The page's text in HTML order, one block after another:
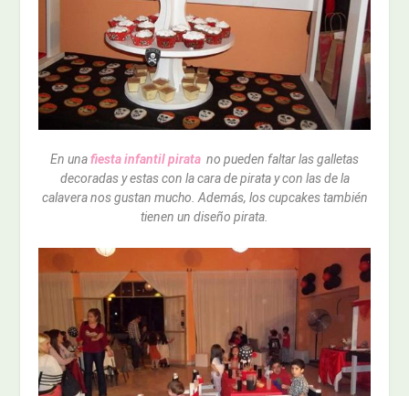
En unafiesta infantil pirata no pueden faltar las galletas
decoradas y estas con la cara de pirata y con las de la
calavera nos gustan mucho. Además, los cupcakes también
tienen un diseño pirata.